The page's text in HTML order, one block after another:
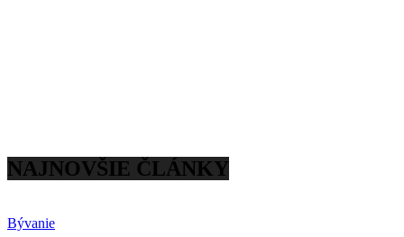
NAJNOVŠIE ČLÁNKY
Bývanie